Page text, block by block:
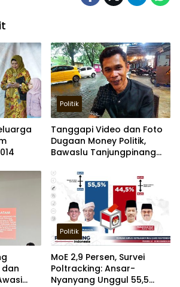
Politik
Tanggapi Video dan Foto
Dugaan Money Politik,
Bawaslu Tanjungpinang
dan
Politik
MoE 2,9 Persen, Survei
Poltracking: Ansar-
Nyanyang Unggul 55,5